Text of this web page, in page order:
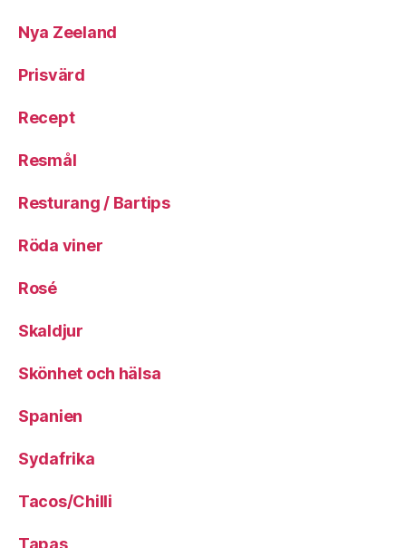
Nya Zeeland
Prisvärd
Recept
Resmål
Resturang / Bartips
Röda viner
Rosé
Skaldjur
Skönhet och hälsa
Spanien
Sydafrika
Tacos/Chilli
Tapas